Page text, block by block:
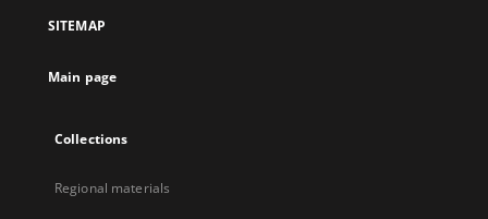
newnewnew
SITEMAP
Main page
Collections
Regional materials